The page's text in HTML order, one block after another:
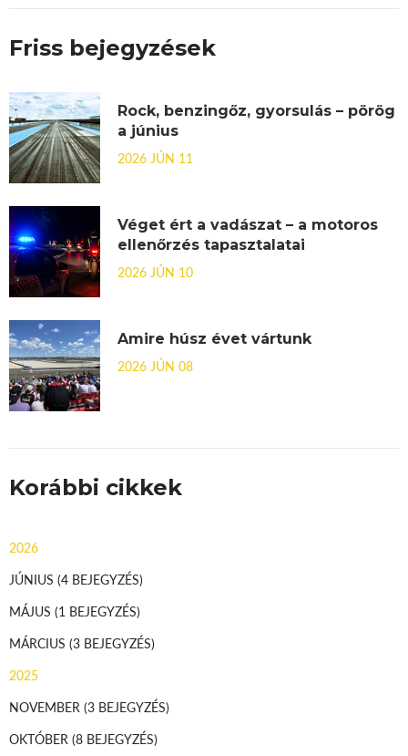
Friss bejegyzések
Rock, benzingőz, gyorsulás – pörög
a június
2026 JÚN 11
Véget ért a vadászat – a motoros
ellenőrzés tapasztalatai
2026 JÚN 10
Amire húsz évet vártunk
2026 JÚN 08
Korábbi cikkek
2026
JÚNIUS (4 BEJEGYZÉS)
MÁJUS (1 BEJEGYZÉS)
MÁRCIUS (3 BEJEGYZÉS)
2025
NOVEMBER (3 BEJEGYZÉS)
OKTÓBER (8 BEJEGYZÉS)